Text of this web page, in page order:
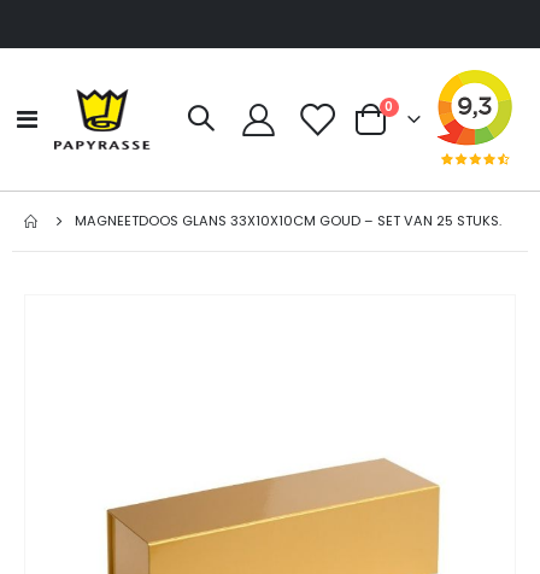
Toggle
Nav
Cart
0producten
MAGNEETDOOS GLANS 33X10X10CM GOUD – SET VAN 25 STUKS.